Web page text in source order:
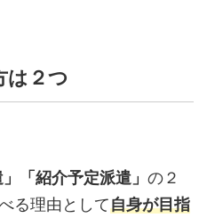
は２つ
」「紹介予定派遣」 の２
る理由として自身が目指